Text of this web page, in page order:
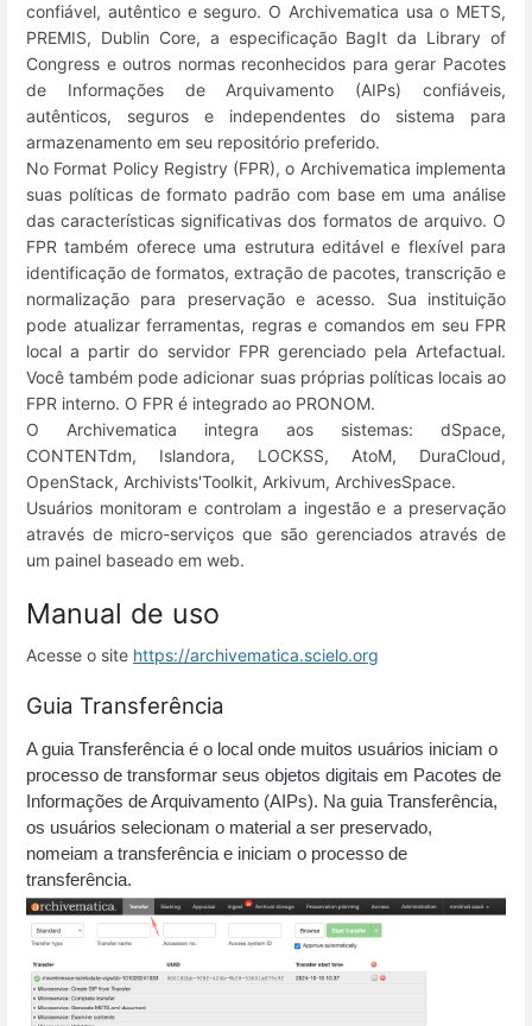
confiável, autêntico e seguro. O Archivematica usa o METS,
PREMIS, Dublin Core, a especificação BagIt da Library of
Congress e outros normas reconhecidos para gerar Pacotes
de Informações de Arquivamento (AIPs) confiáveis,
autênticos, seguros e independentes do sistema para
armazenamento em seu repositório preferido.
No Format Policy Registry (FPR), o Archivematica implementa
suas políticas de formato padrão com base em uma análise
das características significativas dos formatos de arquivo. O
FPR também oferece uma estrutura editável e flexível para
identificação de formatos, extração de pacotes, transcrição e
normalização para preservação e acesso. Sua instituição
pode atualizar ferramentas, regras e comandos em seu FPR
local a partir do servidor FPR gerenciado pela Artefactual.
Você também pode adicionar suas próprias políticas locais ao
FPR interno. O FPR é integrado ao PRONOM.
O Archivematica integra aos sistemas: dSpace,
CONTENTdm, Islandora, LOCKSS, AtoM, DuraCloud,
OpenStack, Archivists'Toolkit, Arkivum, ArchivesSpace.
Usuários monitoram e controlam a ingestão e a preservação
através de micro-serviços que são gerenciados através de
um painel baseado em web.
Manual de uso
Acesse o site https://archivematica.scielo.org
Guia Transferência
A guia Transferência é o local onde muitos usuários iniciam o
processo de transformar seus objetos digitais em Pacotes de
Informações de Arquivamento (AIPs). Na guia Transferência,
os usuários selecionam o material a ser preservado,
nomeiam a transferência e iniciam o processo de
transferência.